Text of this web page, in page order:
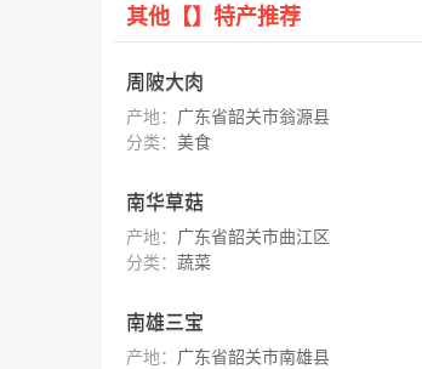
其他【】特产推荐
周陂大肉
产地： 广东省韶关市翁源县
分类： 美食
南华草菇
产地： 广东省韶关市曲江区
分类： 蔬菜
南雄三宝
产地： 广东省韶关市南雄县